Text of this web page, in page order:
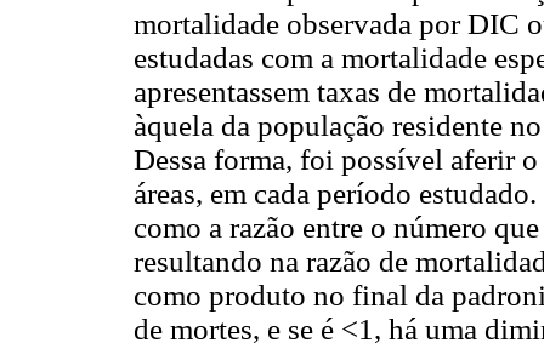
mortalidade observada por DIC
estudadas com a mortalidade
apresentassem taxas de
àquela da população residente
Dessa forma, foi possível aferir
áreas, em cada período
como a razão entre o número
resultando na razão de
como produto no final da
de mortes, e se é <1, há uma